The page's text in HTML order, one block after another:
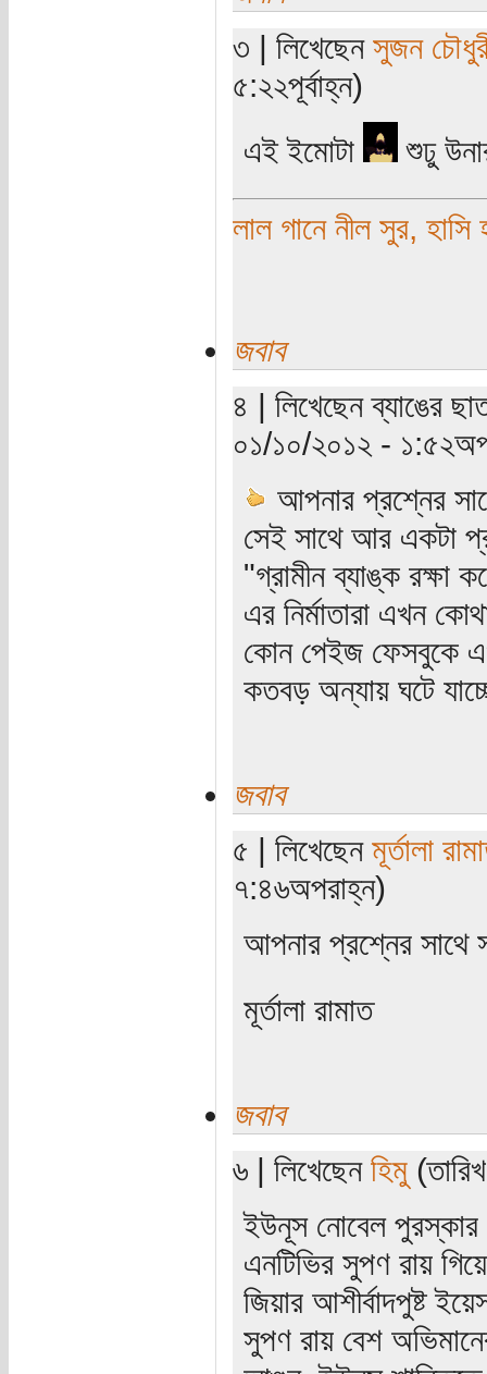
৩ | লিখেছেন সুজন
৫:২২পূর্বাহ্ন)
এই ইমোটা
শুঢু
লাল গানে নীল সুর, হাসি
জবাব
৪ | লিখেছেন ব্যাঙের
০১/১০/২০১২ -
আপনার প্রশ্নের
সেই সাথে আর একটা
"গ্রামীন ব্যাঙ্ক
এর নির্মাতারা এখন
কোন পেইজ ফেসবুকে
কতবড় অন্যায় ঘটে
জবাব
৫ | লিখেছেন মূর্তালা
৭:৪৬অপরাহ্ন)
আপনার প্রশ্নের সাথে
মূর্তালা রামাত
জবাব
৬ | লিখেছেন হিমু
ইউনূস নোবেল
এনটিভির সুপণ রায়
জিয়ার আশীর্বাদপুষ্ট
সুপণ রায় বেশ